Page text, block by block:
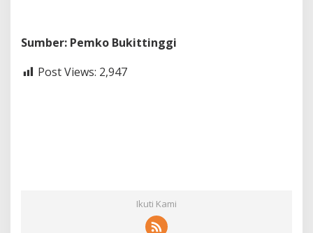
Sumber: Pemko Bukittinggi
Post Views: 2,947
Ikuti Kami